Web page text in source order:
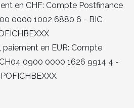
en CHF: Compte Postfinance
0000 1002 6880 6 - BIC
paiement en EUR: Compte
0900 0000 1626 9914 4 -